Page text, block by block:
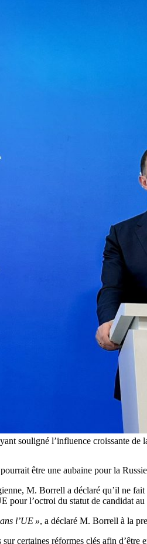
souligné l’influence croissante
être une aubaine pour la
M. Borrell a déclaré qu’il ne
pour l’octroi du statut de candidat au
l’UE », a déclaré M. Borrell à la
certaines réformes clés afin d’être